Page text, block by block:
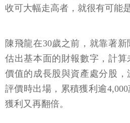
收可大幅走高者，就很有可能
陳飛龍在30歲之前，就靠著
估出基本面的財報數字，計
價值的成長股與資產處分股
評價時出場，累積獲利逾4,000
獲利又再翻倍。